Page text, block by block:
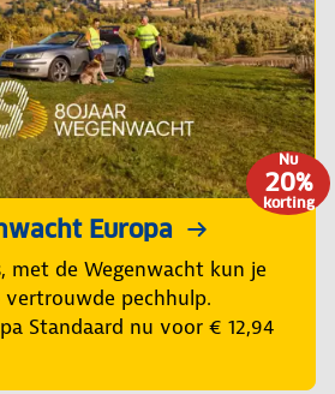
Nu
20%
korting
Europa
met de Wegenwacht kun je
pechhulp.
Standaard nu voor € 12,94